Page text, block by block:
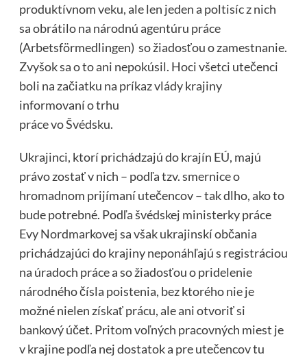
produktívnom veku, ale len jeden a poltisíc z nich
sa obrátilo na národnú agentúru práce
(Arbetsförmedlingen) so žiadosťou o zamestnanie.
Zvyšok sa o to ani nepokúsil. Hoci všetci utečenci
boli na začiatku na príkaz vlády krajiny
informovaní o trhu
práce vo Švédsku.
Ukrajinci, ktorí prichádzajú do krajín EÚ, majú
právo zostať v nich – podľa tzv. smernice o
hromadnom prijímaní utečencov – tak dlho, ako to
bude potrebné. Podľa švédskej ministerky práce
Evy Nordmarkovej sa však ukrajinskí občania
prichádzajúci do krajiny neponáhľajú s registráciou
na úradoch práce a so žiadosťou o pridelenie
národného čísla poistenia, bez ktorého nie je
možné nielen získať prácu, ale ani otvoriť si
bankový účet. Pritom voľných pracovných miest je
v krajine podľa nej dostatok a pre utečencov tu